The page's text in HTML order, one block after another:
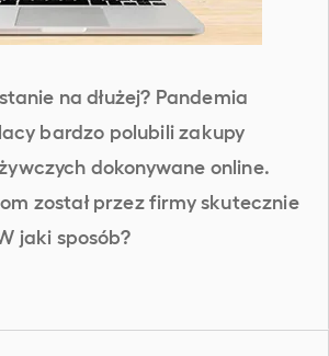
na dłużej? Pandemia
bardzo polubili zakupy
dokonywane online.
został przez firmy skutecznie
jaki sposób?